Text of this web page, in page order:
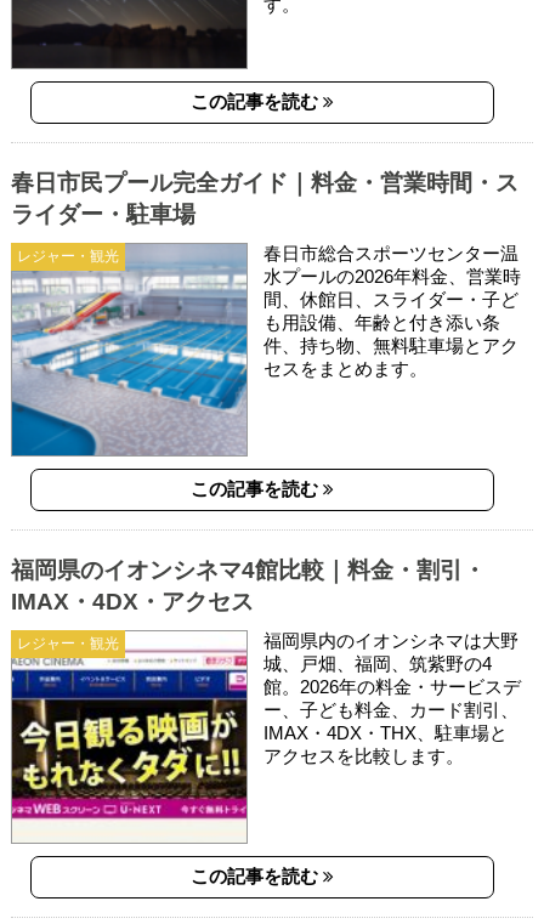
す。
この記事を読む
レジャー・観光
春日市民プール完全ガイド｜料金・営業時間・ス
ライダー・駐車場
春日市総合スポーツセンター温
水プールの2026年料金、営業時
間、休館日、スライダー・子ど
も用設備、年齢と付き添い条
件、持ち物、無料駐車場とアク
セスをまとめます。
この記事を読む
レジャー・観光
福岡県のイオンシネマ4館比較｜料金・割引・
IMAX・4DX・アクセス
福岡県内のイオンシネマは大野
城、戸畑、福岡、筑紫野の4
館。2026年の料金・サービスデ
ー、子ども料金、カード割引、
IMAX・4DX・THX、駐車場と
アクセスを比較します。
この記事を読む